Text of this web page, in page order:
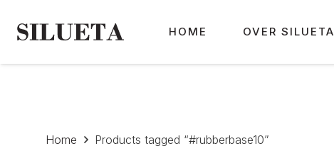
HOME OVER SILUETA
Home Products tagged “#rubberbase10”